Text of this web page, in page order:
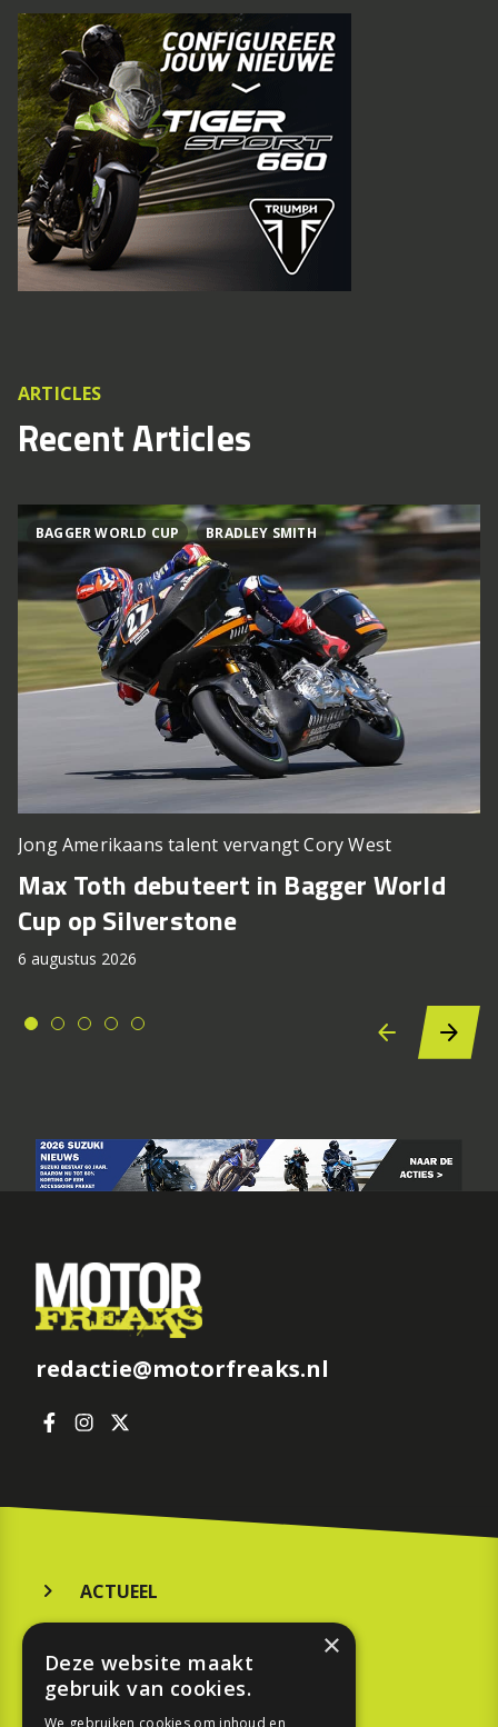
ARTICLES
Recent Articles
BAGGER WORLD CUP BRADLEY SMITH
Jong Amerikaans talent vervangt Cory West
Max Toth debuteert in Bagger World
Cup op Silverstone
6 augustus 2026
redactie@motorfreaks.nl
ACTUEEL
KOOPGIDS
×
Deze website maakt
gebruik van cookies.
We gebruiken cookies om inhoud en